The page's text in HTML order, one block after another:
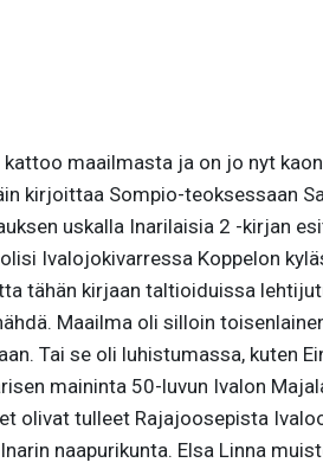
maailmasta ja on jo nyt
kirjoittaa Sompio-teoksessaan
uskalla Inarilaisia 2 -kirjan
Ivalojokivarressa Koppelon
tähän kirjaan taltioiduissa
Maailma oli silloin
Tai se oli luhistumassa, kuten
maininta 50-luvun Ivalon
olivat tulleet Rajajoosepista
naapurikunta. Elsa Linna